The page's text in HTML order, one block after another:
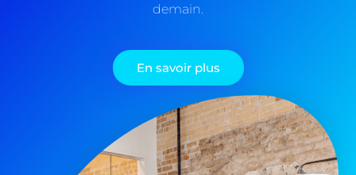
demain.
En savoir plus